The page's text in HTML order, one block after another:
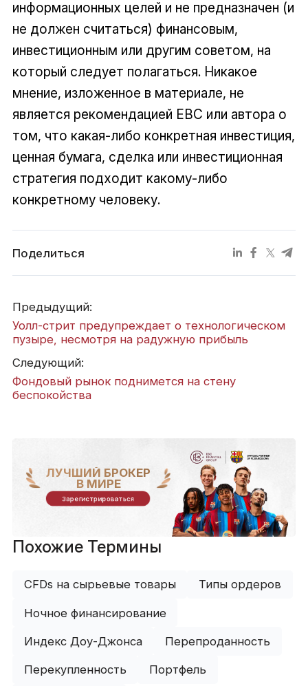
информационных целей и не предназначен (и
не должен считаться) финансовым,
инвестиционным или другим советом, на
который следует полагаться. Никакое
мнение, изложенное в материале, не
является рекомендацией EBC или автора о
том, что какая-либо конкретная инвестиция,
ценная бумага, сделка или инвестиционная
стратегия подходит какому-либо
конкретному человеку.
Поделиться
Предыдущий:
Уолл-стрит предупреждает о технологическом
пузыре, несмотря на радужную прибыль
Следующий:
Фондовый рынок поднимется на стену
беспокойства
ЛУЧШИЙ БРОКЕР
В МИРЕ
Зарегистрироваться
Похожие Термины
CFDs на сырьевые товары Типы ордеров
Ночное финансирование
Индекс Доу-Джонса Перепроданность
Перекупленность Портфель